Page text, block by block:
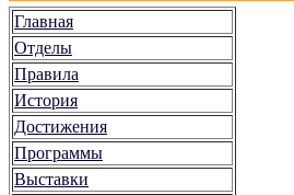
Главная
Отделы
Правила
История
Достижения
Программы
Выставки